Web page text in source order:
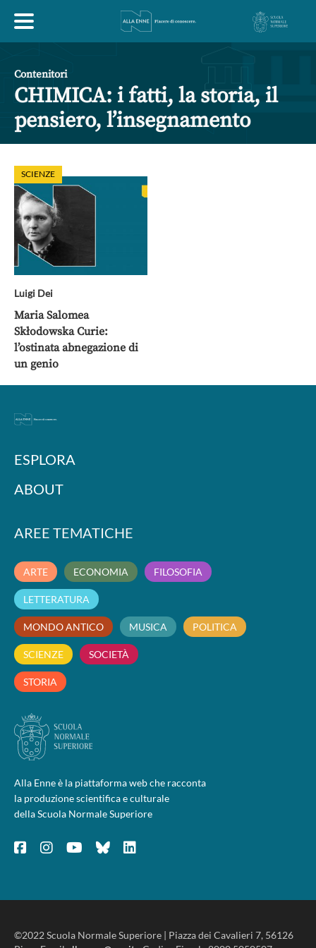
ESPLORA
LETTERATURA
Contenitori
CHIMICA: i fatti, la storia, il
pensiero, l’insegnamento
SCIENZE
Luigi Dei
Maria Salomea
Skłodowska Curie:
l’ostinata abnegazione di
un genio
ESPLORA
ABOUT
AREE TEMATICHE
ARTE ECONOMIA FILOSOFIA
LETTERATURA
MONDO ANTICO MUSICA POLITICA
SCIENZE SOCIETÀ
STORIA
Alla Enne è la piattaforma web che racconta
la produzione scientifica e culturale
della Scuola Normale Superiore
©2022 Scuola Normale Superiore | Piazza dei Cavalieri 7, 56126